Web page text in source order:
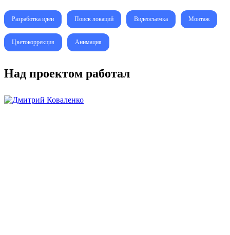
Разработка идеи Поиск локаций Видеосъемка Монтаж
Цветокоррекция Анимация
Над проектом работал